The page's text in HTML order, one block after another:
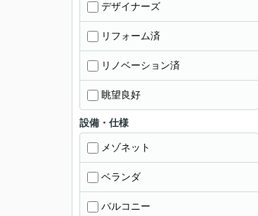
デザイナーズ
リフォーム済
リノベーション済
眺望良好
設備・仕様
メゾネット
ベランダ
バルコニー